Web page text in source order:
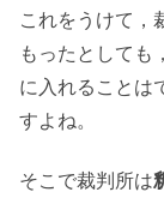
これをうけて，
もったとしても
に入れることは
すよね。
そこで裁判所は